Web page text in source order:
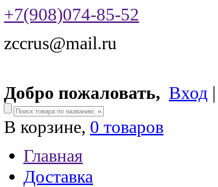
+7(908)074-85-52
zccrus@mail.ru
Добро пожаловать, Вход
В корзине, 0 товаров
Главная
Доставка